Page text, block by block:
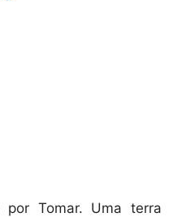
por Tomar. Uma terra